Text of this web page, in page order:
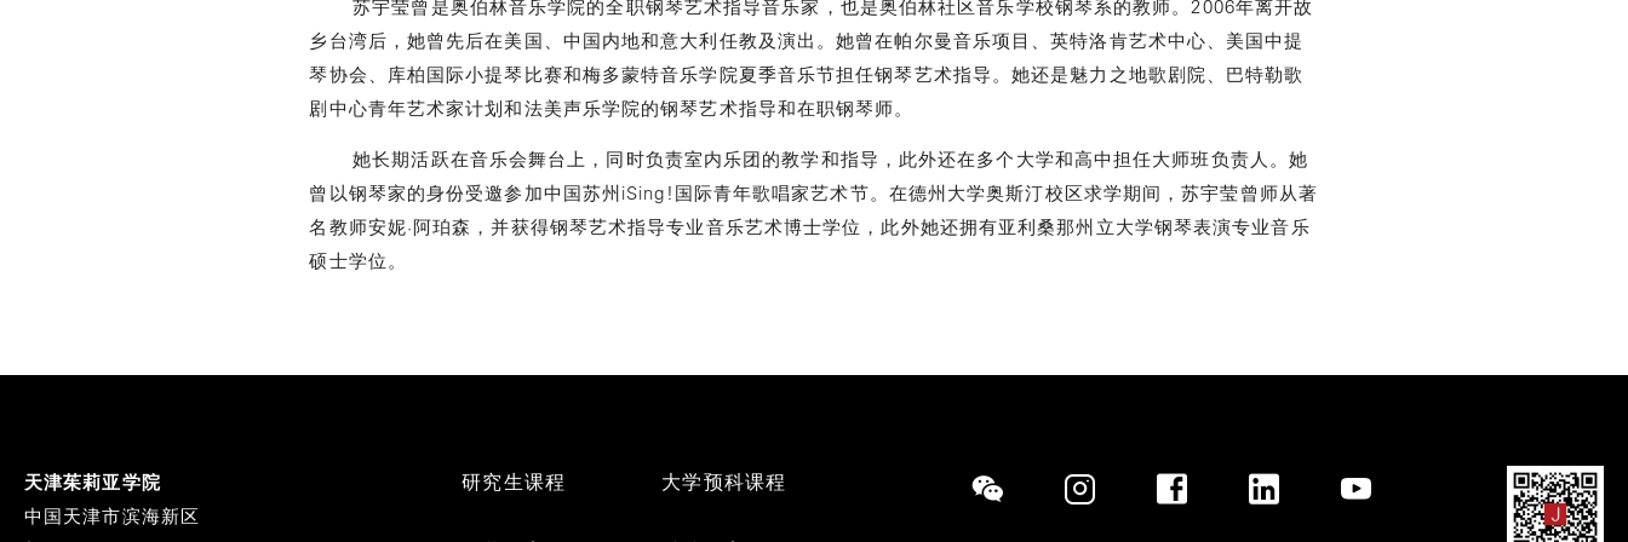
苏宇莹曾是奥伯林音乐学院的全职钢琴艺术指导音乐家，也是奥伯林社区音乐学校钢琴系的教师。2006年离开故
乡台湾后，她曾先后在美国、中国内地和意大利任教及演出。她曾在帕尔曼音乐项目、英特洛肯艺术中心、美国中提
琴协会、库柏国际小提琴比赛和梅多蒙特音乐学院夏季音乐节担任钢琴艺术指导。她还是魅力之地歌剧院、巴特勒歌
剧中心青年艺术家计划和法美声乐学院的钢琴艺术指导和在职钢琴师。
她长期活跃在音乐会舞台上，同时负责室内乐团的教学和指导，此外还在多个大学和高中担任大师班负责人。她
曾以钢琴家的身份受邀参加中国苏州iSing!国际青年歌唱家艺术节。在德州大学奥斯汀校区求学期间，苏宇莹曾师从著
名教师安妮·阿珀森，并获得钢琴艺术指导专业音乐艺术博士学位，此外她还拥有亚利桑那州立大学钢琴表演专业音乐
硕士学位。
天津茱莉亚学院
中国天津市滨海新区
Footer
研究生课程 大学预科课程 Social